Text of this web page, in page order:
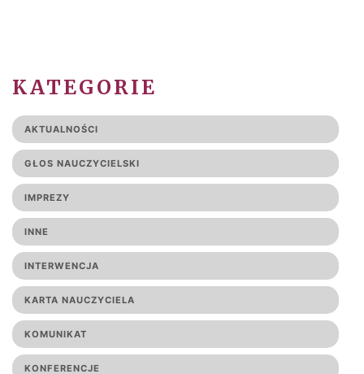
KATEGORIE
AKTUALNOŚCI
GŁOS NAUCZYCIELSKI
IMPREZY
INNE
INTERWENCJA
KARTA NAUCZYCIELA
KOMUNIKAT
KONFERENCJE